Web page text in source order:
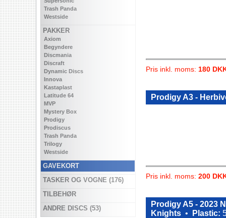
Trash Panda
Westside
PAKKER
Axiom
Begyndere
Discmania
Discraft
Dynamic Discs
Innova
Kastaplast
Latitude 64
MVP
Mystery Box
Prodigy
Prodiscus
Trash Panda
Trilogy
Westside
GAVEKORT
TASKER OG VOGNE (176)
TILBEHØR
ANDRE DISCS (53)
Pris inkl. moms: 180
Prodigy A3 -
Pris inkl. moms: 200
Prodigy A5 - 2023
Knights • Plastic: